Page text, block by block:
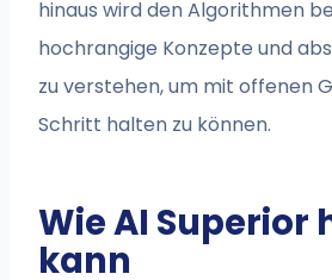
hinaus wird den Algorithmen
hochrangige Konzepte und
zu verstehen, um mit offenen
Schritt halten zu können.
Wie AI Superior
kann